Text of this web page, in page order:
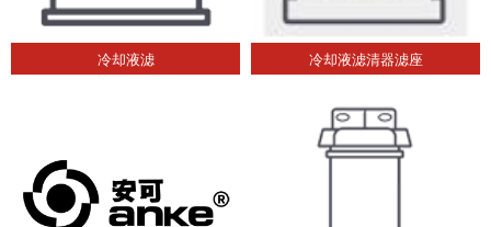
冷却液滤 冷却液滤清器滤座